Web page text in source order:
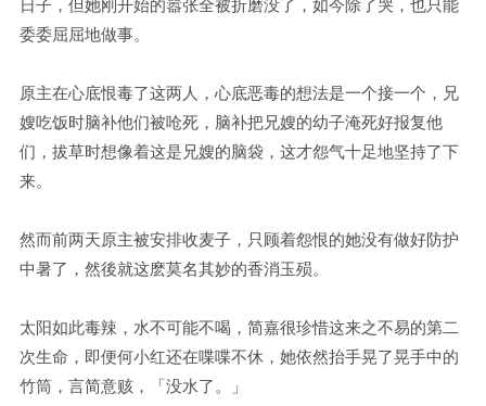
日子，但她刚开始的嚣张全被折磨没了，如今除了哭，也只能
委委屈屈地做事。
原主在心底恨毒了这两人，心底恶毒的想法是一个接一个，兄
嫂吃饭时脑补他们被呛死，脑补把兄嫂的幼子淹死好报复他
们，拔草时想像着这是兄嫂的脑袋，这才怨气十足地坚持了下
来。
然而前两天原主被安排收麦子，只顾着怨恨的她没有做好防护
中暑了，然後就这麽莫名其妙的香消玉殒。
太阳如此毒辣，水不可能不喝，简嘉很珍惜这来之不易的第二
次生命，即便何小红还在喋喋不休，她依然抬手晃了晃手中的
竹筒，言简意赅，「没水了。」